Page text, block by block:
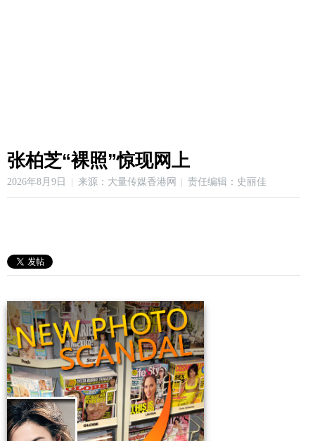
张柏芝“裸照”惊现网上
2026年8月9日 来源：大量传媒香港网 责任编辑：史丽佳